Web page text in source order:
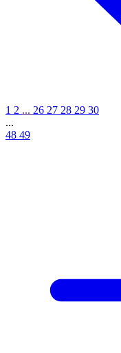
1 2 ... 26 27 28 29 30
...
48 49